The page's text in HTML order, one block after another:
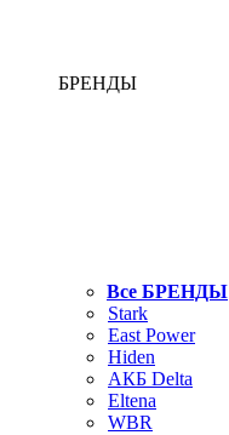
БРЕНДЫ
Все БРЕНДЫ
Stark
East Power
Hiden
АКБ Delta
Eltena
WBR